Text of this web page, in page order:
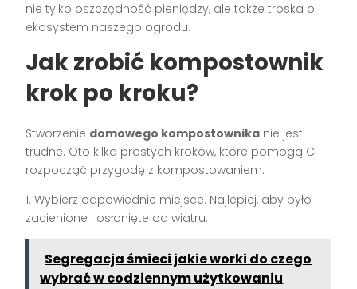
nie tylko oszczędność pieniędzy, ale także troska o
ekosystem naszego ogrodu.
Jak zrobić kompostownik
krok po kroku?
Stworzenie domowego kompostownika nie jest
trudne. Oto kilka prostych kroków, które pomogą Ci
rozpocząć przygodę z kompostowaniem:
1. Wybierz odpowiednie miejsce. Najlepiej, aby było
zacienione i osłonięte od wiatru.
Segregacja śmieci jakie worki do czego
wybrać w codziennym użytkowaniu